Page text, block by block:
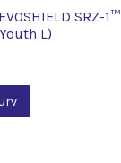
SRZ-1™
L)